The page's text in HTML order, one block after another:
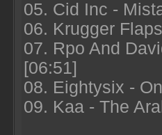
05. Cid Inc -
06. Krugger
07. Rpo And
[06:51]
08. Eightysix -
09. Kaa - The